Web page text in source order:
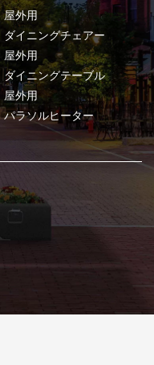
屋外用
ダイニングチェアー
屋外用
ダイニングテーブル
屋外用
パラソルヒーター